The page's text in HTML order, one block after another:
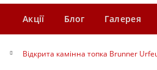
Акції Блог Галерея
Відкрита камінна топка Brunner